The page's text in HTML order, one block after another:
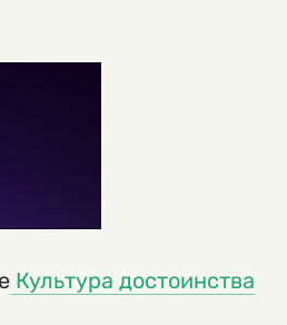
Культура достоинства